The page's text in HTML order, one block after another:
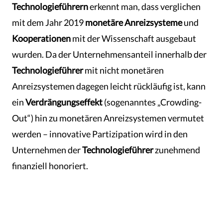
Technologieführernerkennt man, dass verglichen
mit dem Jahr 2019monetäre Anreizsystemeund
Kooperationenmit der Wissenschaft ausgebaut
wurden. Da der Unternehmensanteil innerhalb der
Technologieführermit nicht monetären
Anreizsystemen dagegen leicht rückläufig ist, kann
einVerdrängungseffekt(sogenanntes „Crowding-
Out“) hin zu monetären Anreizsystemen vermutet
werden – innovative Partizipation wird in den
Unternehmen derTechnologieführerzunehmend
finanziell honoriert.